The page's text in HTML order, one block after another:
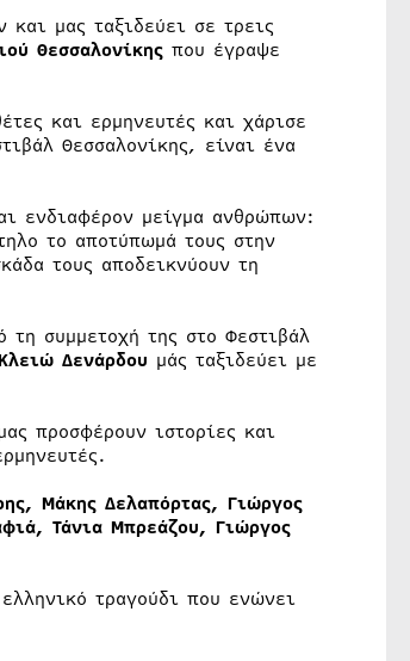
μας ταξιδεύει σε τρεις
Θεσσαλονίκηςπου έγραψε
και ερμηνευτές και χάρισε
Θεσσαλονίκης, είναι ένα
ενδιαφέρον μείγμα ανθρώπων:
το αποτύπωμά τους στην
τους αποδεικνύουν τη
τη συμμετοχή της στο Φεστιβάλ
Δενάρδου μάς ταξιδεύει με
προσφέρουν ιστορίες και
Μάκης Δελαπόρτας, Γιώργος
Τάνια Μπρεάζου, Γιώργος
τραγούδι που ενώνει